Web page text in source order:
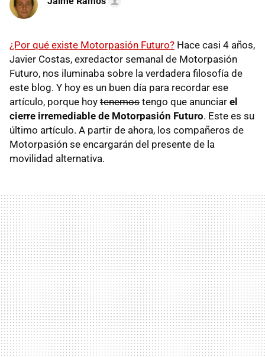
¿Por qué existe Motorpasión Futuro? Hace casi 4 años,
Javier Costas, exredactor semanal de Motorpasión
Futuro, nos iluminaba sobre la verdadera filosofía de
este blog. Y hoy es un buen día para recordar ese
artículo, porque hoy tenemos tengo que anunciar el
cierre irremediable de Motorpasión Futuro. Este es su
último artículo. A partir de ahora, los compañeros de
Motorpasión se encargarán del presente de la
movilidad alternativa.